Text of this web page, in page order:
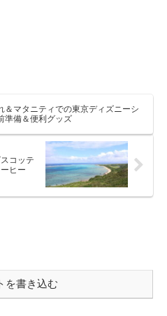
＆マタニティでの東京ディズニーシ
準備＆便利グッズ
コッテ
ヒー
を書き込む